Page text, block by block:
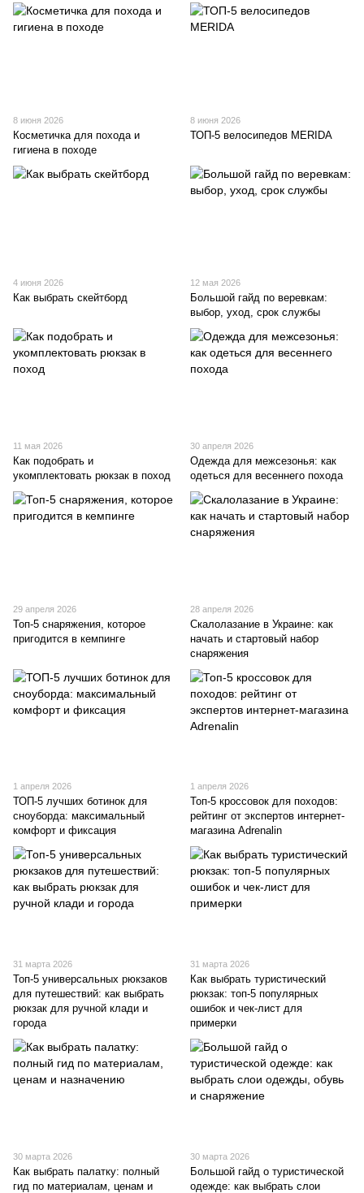
8 июня 2026
Косметичка для похода и
гигиена в походе
8 июня 2026
ТОП-5 велосипедов MERIDA
4 июня 2026
Как выбрать скейтборд
12 мая 2026
Большой гайд по веревкам:
выбор, уход, срок службы
11 мая 2026
Как подобрать и
укомплектовать рюкзак в поход
30 апреля 2026
Одежда для межсезонья: как
одеться для весеннего похода
29 апреля 2026
Топ-5 снаряжения, которое
пригодится в кемпинге
28 апреля 2026
Скалолазание в Украине: как
начать и стартовый набор
снаряжения
1 апреля 2026
ТОП-5 лучших ботинок для
сноуборда: максимальный
комфорт и фиксация
1 апреля 2026
Топ-5 кроссовок для походов:
рейтинг от экспертов интернет-
магазина Adrenalin
31 марта 2026
Топ-5 универсальных рюкзаков
для путешествий: как выбрать
рюкзак для ручной клади и
города
31 марта 2026
Как выбрать туристический
рюкзак: топ-5 популярных
ошибок и чек-лист для
примерки
30 марта 2026
Как выбрать палатку: полный
гид по материалам, ценам и
30 марта 2026
Большой гайд о туристической
одежде: как выбрать слои